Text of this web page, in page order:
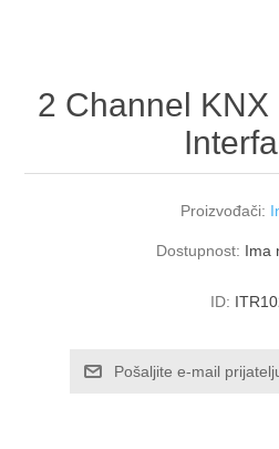
2 Channel KNX
Proizvođači:
Dostupnost: Ima
ID: